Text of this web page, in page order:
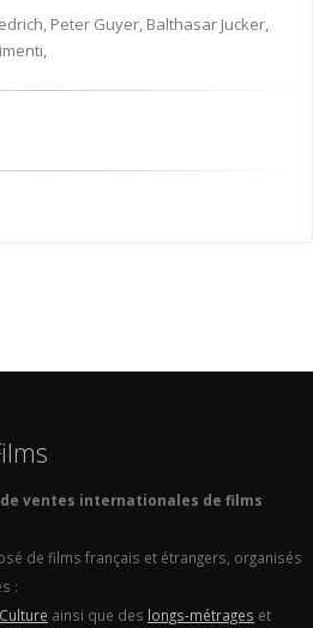
Peter Guyer, Balthasar Jucker,
ventes internationales de films
de films français et étrangers, organisés
:
ainsi que des longs-métrages et